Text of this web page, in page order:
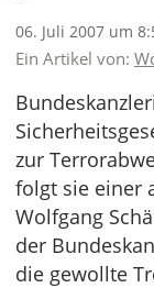
06. Juli 2007 um
Ein Artikel von:
zur
folgt sie einer
Wolfgang
der
die gewollte